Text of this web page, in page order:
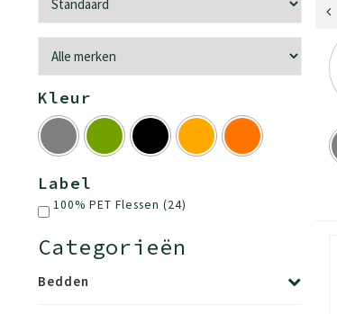
Kleur
Label
100% PET Flessen (24)
Categorieën
Bedden